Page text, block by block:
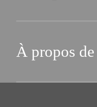
À propos